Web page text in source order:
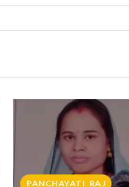
PANCHAYATI_RAJ